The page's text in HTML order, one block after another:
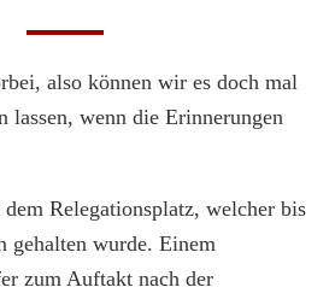
also können wir es doch mal
lassen, wenn die Erinnerungen
dem Relegationsplatz, welcher bis
gehalten wurde. Einem
zum Auftakt nach der